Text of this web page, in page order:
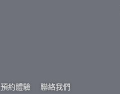
預約體驗 聯絡我們